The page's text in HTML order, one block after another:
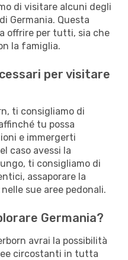
di visitare alcuni degli
Germania. Questa
offrire per tutti, sia che
la famiglia.
per visitare
ti consigliamo di
tu possa
e immergerti
caso avessi la
ti consigliamo di
assaporare la
sue aree pedonali.
Germania?
avrai la possibilità
circostanti in tutta